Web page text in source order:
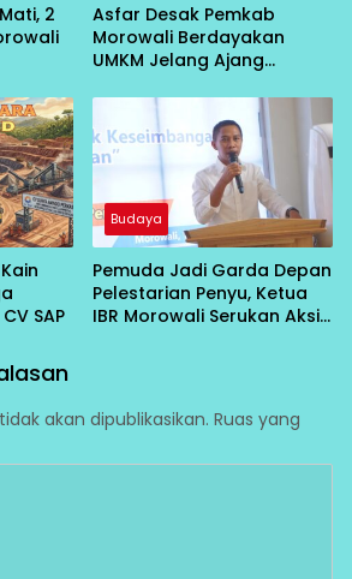
2
Asfar Desak Pemkab
Morowali Berdayakan
UMKM Jelang Ajang
SAP
Budaya
Pemuda Jadi Garda Depan
Pelestarian Penyu, Ketua
IBR Morowali Serukan Aksi
akan dipublikasikan. Ruas yang